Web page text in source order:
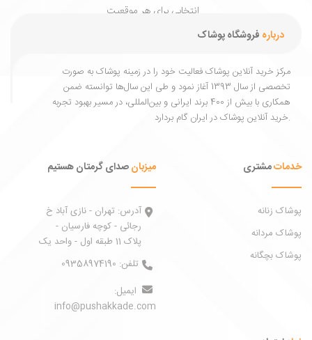
انتخابی برای هر موقعیت
درباره فروشگاه پوشاک
مرکز خرید آنلاین پوشاک فعالیت خود را در زمینه پوشاک به ‌صورت
تخصصی از سال 1393 آغاز نمود و طی این سال‌ها توانسته ضمن
همکاری با بیش از 400 برند ایرانی و بین‌المللی، در مسیر بهبود تجربه
خرید آنلاین پوشاک در ایران گام بردارد.
خدماتمشتری
پوشاک زنانه
پوشاک مردانه
پوشاک بچگانه
میزبانصدای گرمتان هستیم
آدرس: تهران - نازی آباد خ
رجائی - کوچه فارسیان -
پلاک 11 طبقه اول - واحد یک
تلفن: 09358974190
ایمیل:
info@pushakkade.com